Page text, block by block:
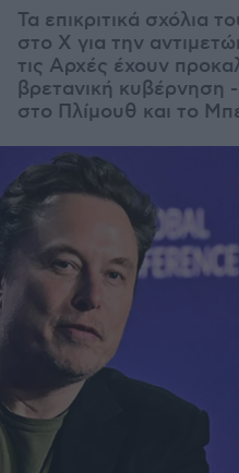
Τα επικριτικά σχόλια
στο Χ για την
τις Αρχές έχουν
βρετανική κυβέρνηση
στο Πλίμουθ και το